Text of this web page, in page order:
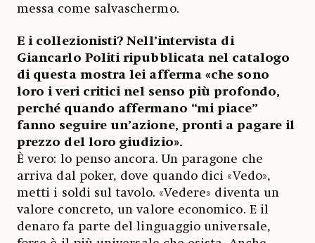
messa come salvaschermo.
E i collezionisti? Nell’intervista di
Giancarlo Politi ripubblicata nel catalogo
di questa mostra lei afferma «che sono
loro i veri critici nel senso più profondo,
perché quando affermano “mi piace”
fanno seguire un’azione, pronti a pagare il
prezzo del loro giudizio».
È vero: lo penso ancora. Un paragone che
arriva dal poker, dove quando dici «Vedo»,
metti i soldi sul tavolo. «Vedere» diventa un
valore concreto, un valore economico. E il
denaro fa parte del linguaggio universale,